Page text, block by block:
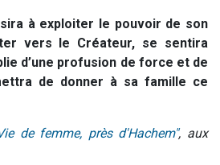
à exploiter le pouvoir de son
vers le Créateur, se sentira
d’une profusion de force et de
de donner à sa famille ce
de femme, près d'Hachem", aux